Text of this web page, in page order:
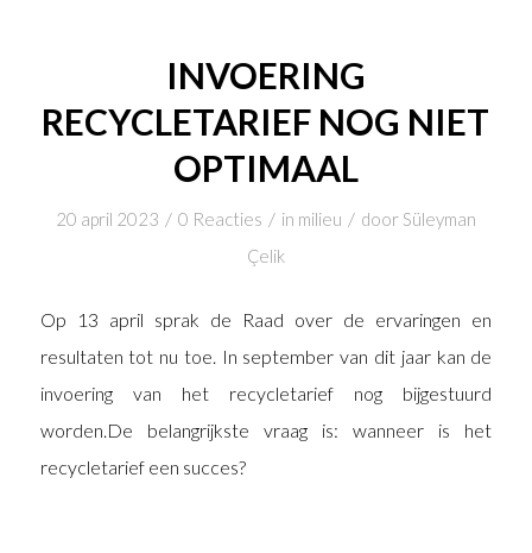
INVOERING
RECYCLETARIEF NOG NIET
OPTIMAAL
20 april 2023 / 0 Reacties / in milieu / door Süleyman
Çelik
Op 13 april sprak de Raad over de ervaringen en
resultaten tot nu toe. In september van dit jaar kan de
invoering van het recycletarief nog bijgestuurd
worden.De belangrijkste vraag is: wanneer is het
recycletarief een succes?